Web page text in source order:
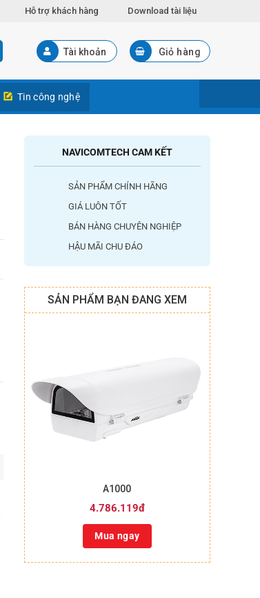
Hỗ trợ khách hàng Download tài liệu
Tài khoản Giỏ hàng
Tin công nghệ
NAVICOMTECH CAM KẾT
SẢN PHẨM CHÍNH HÃNG
GIÁ LUÔN TỐT
BÁN HÀNG CHUYÊN NGHIỆP
HẬU MÃI CHU ĐÁO
SẢN PHẨM BẠN ĐANG XEM
A1000
4.786.119đ
Mua ngay